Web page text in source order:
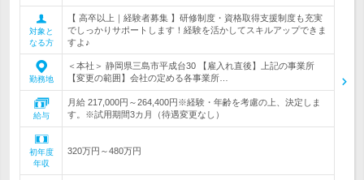
対象と
なる方
【 高卒以上｜経験者募集 】研修制度・資格取得支援制度も充実
でしっかりサポートします！経験を活かしてスキルアップできま
すよ♪
勤務地
＜本社＞ 静岡県三島市平成台30 【雇入れ直後】上記の事業所
【変更の範囲】会社の定める各事業所…
給与
月給 217,000円～264,400円※経験・年齢を考慮の上、決定しま
す。※試用期間3カ月（待遇変更なし）
初年度
年収
320万円～480万円